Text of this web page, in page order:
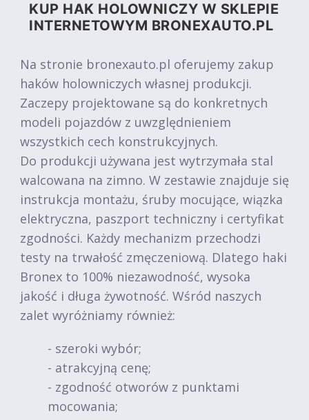
KUP HAK HOLOWNICZY W SKLEPIE
INTERNETOWYM BRONEXAUTO.PL
Na stronie bronexauto.pl oferujemy zakup
haków holowniczych własnej produkcji.
Zaczepy projektowane są do konkretnych
modeli pojazdów z uwzględnieniem
wszystkich cech konstrukcyjnych.
Do produkcji używana jest wytrzymała stal
walcowana na zimno. W zestawie znajduje się
instrukcja montażu, śruby mocujące, wiązka
elektryczna, paszport techniczny i certyfikat
zgodności. Każdy mechanizm przechodzi
testy na trwałość zmęczeniową. Dlatego haki
Bronex to 100% niezawodność, wysoka
jakość i długa żywotność. Wśród naszych
zalet wyróżniamy również:
- szeroki wybór;
- atrakcyjną cenę;
- zgodność otworów z punktami
mocowania;